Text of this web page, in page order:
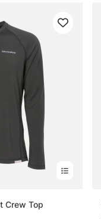
Crew Top